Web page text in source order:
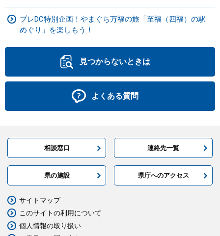
プレDC特別企画！やまぐち万福の旅「至福（四福）の駅
めぐり」を楽しもう！
見つからないときは
よくある質問
相談窓口 連絡先一覧
県の施設 県庁へのアクセス
サイトマップ
このサイトの利用について
個人情報の取り扱い